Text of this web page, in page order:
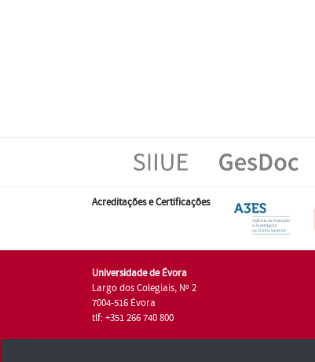
Acreditações e Certificações
Universidade de Évora
Largo dos Colegiais, Nº 2
7004-516 Évora
tlf: +351 266 740 800